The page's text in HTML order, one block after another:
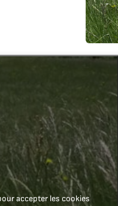
accepter les cookies